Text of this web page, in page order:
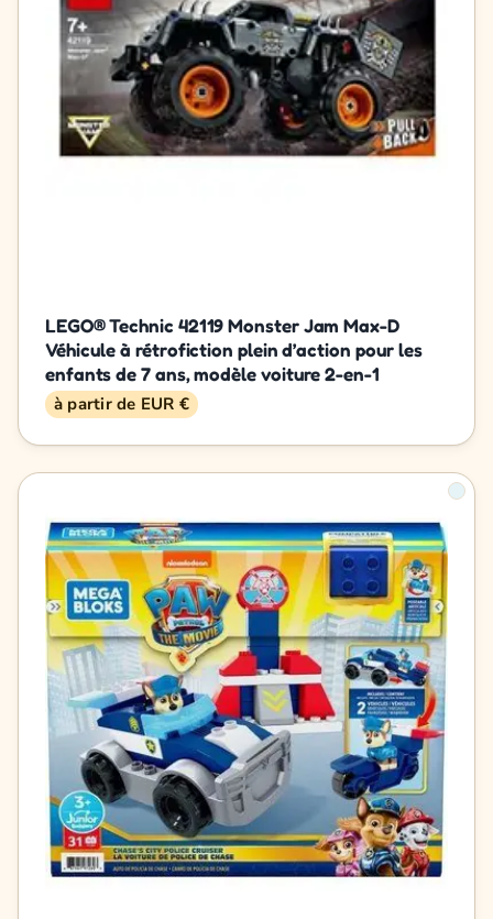
LEGO® Technic 42119 Monster Jam Max-D
Véhicule à rétrofiction plein d’action pour les
enfants de 7 ans, modèle voiture 2-en-1
à partir de EUR €